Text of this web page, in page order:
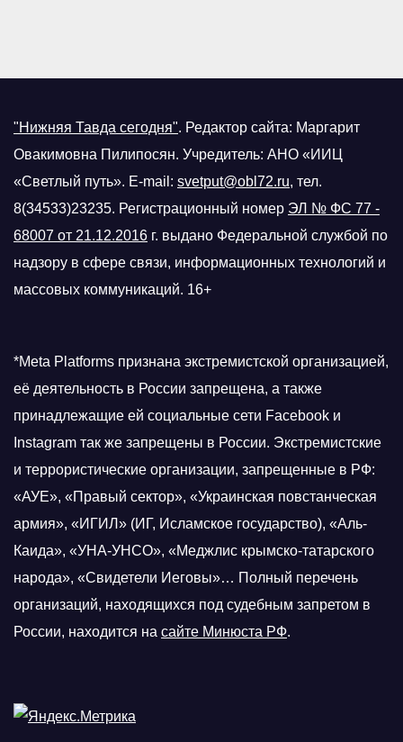
"Нижняя Тавда сегодня". Редактор сайта: Маргарит
Овакимовна Пилипосян. Учредитель: АНО «ИИЦ
«Светлый путь». E-mail: svetput@obl72.ru, тел.
8(34533)23235. Регистрационный номер ЭЛ № ФС 77 -
68007 от 21.12.2016 г. выдано Федеральной службой по
надзору в сфере связи, информационных технологий и
массовых коммуникаций. 16+
*Meta Platforms признана экстремистской организацией,
её деятельность в России запрещена, а также
принадлежащие ей социальные сети Facebook и
Instagram так же запрещены в России. Экстремистские
и террористические организации, запрещенные в РФ:
«АУЕ», «Правый сектор», «Украинская повстанческая
армия», «ИГИЛ» (ИГ, Исламское государство), «Аль-
Каида», «УНА-УНСО», «Меджлис крымско-татарского
народа», «Свидетели Иеговы»… Полный перечень
организаций, находящихся под судебным запретом в
России, находится на сайте Минюста РФ.